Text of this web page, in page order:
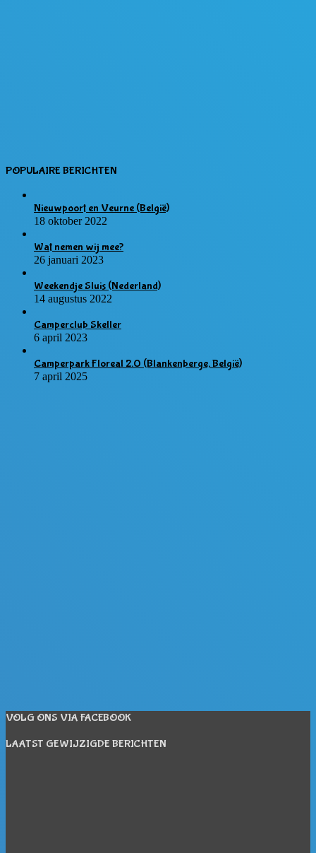
POPULAIRE BERICHTEN
Nieuwpoort en Veurne (België)
18 oktober 2022
Wat nemen wij mee?
26 januari 2023
Weekendje Sluis (Nederland)
14 augustus 2022
Camperclub Skeller
6 april 2023
Camperpark Floreal 2.0 (Blankenberge, België)
7 april 2025
VOLG ONS VIA FACEBOOK
LAATST GEWIJZIGDE BERICHTEN